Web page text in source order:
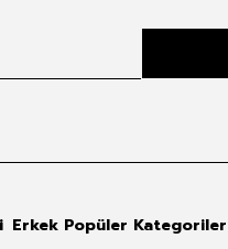
Erkek Popüler Kategoriler